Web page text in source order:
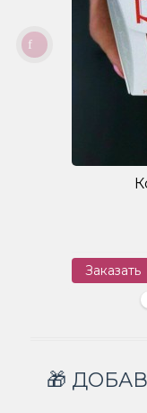
Заказать
🎁